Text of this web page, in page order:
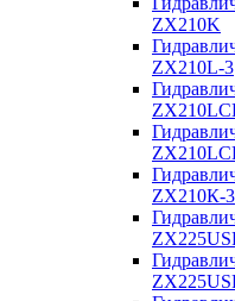
ZX210K
ZX210L-3
ZX210К-3